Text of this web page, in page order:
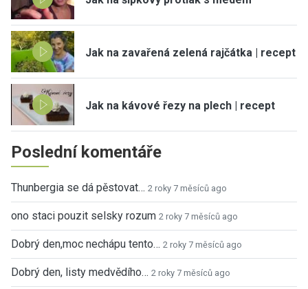
Jak na zavařená zelená rajčátka | recept
Jak na kávové řezy na plech | recept
Poslední komentáře
Thunbergia se dá pěstovat… 2 roky 7 měsíců ago
ono staci pouzit selsky rozum 2 roky 7 měsíců ago
Dobrý den,moc nechápu tento… 2 roky 7 měsíců ago
Dobrý den, listy medvědího… 2 roky 7 měsíců ago